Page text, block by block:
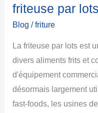
friteuse par
Blog /friture
La friteuse par lots est
divers aliments frits et
d'équipement
désormais largement
fast-foods, les usines